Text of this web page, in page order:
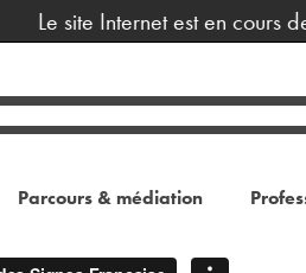
Le site Internet est en cours de
Parcours & médiation